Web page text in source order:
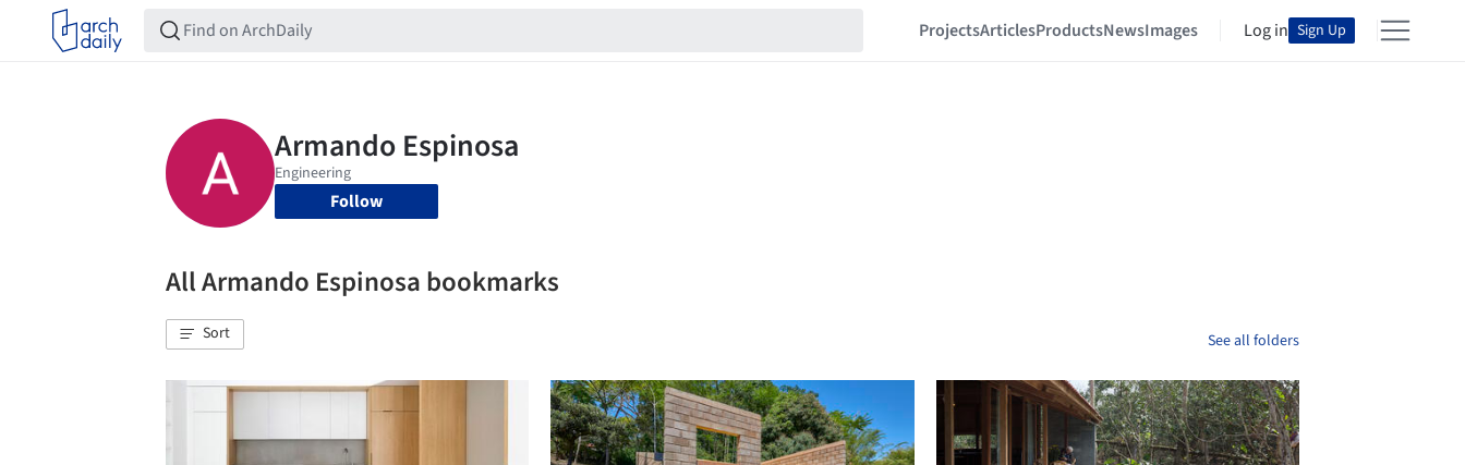
ProjectsArticlesProductsNewsImages Log in Sign Up
Follow
All Armando Espinosa bookmarks
Sort See all folders